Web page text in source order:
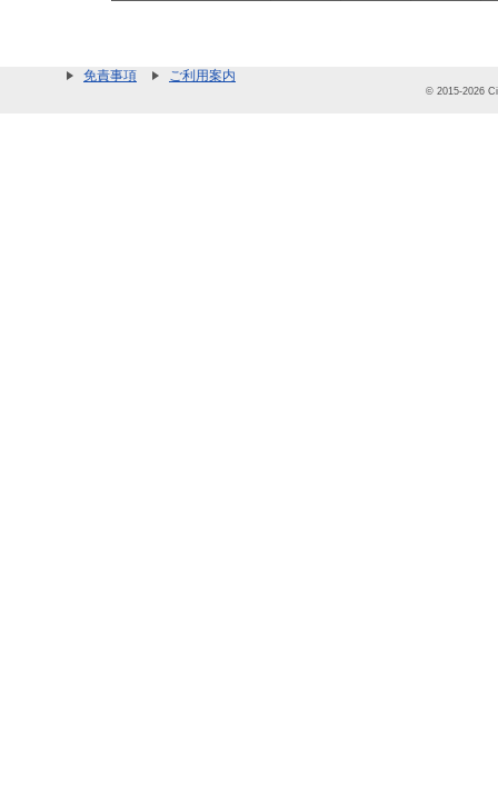
免責事項 ご利用案内
© 2015-2026